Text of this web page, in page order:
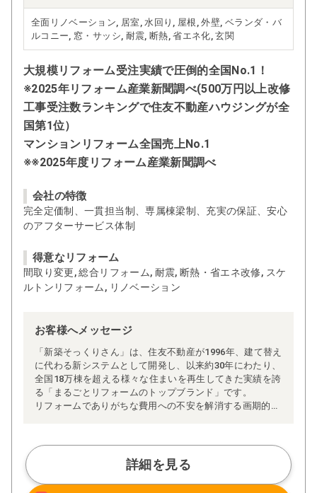
全面リノベーション, 居室, 水回り, 屋根, 外壁, ベランダ・バ
ルコニー, 窓・サッシ, 耐震, 断熱, 省エネ化, 玄関
大規模リフォーム受注実績で圧倒的全国No.1！
※2025年リフォーム産業新聞調べ(500万円以上改修
工事受注数ランキングで住友不動産ハウジングが全
国第1位）
マンションリフォーム全国売上No.1
※※2025年度リフォーム産業新聞調べ
会社の特徴
完全定価制、一貫担当制、専属棟梁制、充実の保証、安心
のアフターサービス体制
得意なリフォーム
間取り変更, 総合リフォーム, 耐震, 断熱・省エネ改修, スケ
ルトンリフォーム, リノベーション
お客様へメッセージ
「新築そっくりさん」は、住友不動産が1996年、建て替え
に代わる新システムとして開発し、以来約30年にわたり、
全国18万棟を超える様々な住まいを再生してきた実績を誇
る「まるごとリフォームのトップブランド」です。
リフォームでありがちな費用への不安を解消する画期的な
ム」、経験豊かなセールスエンジニアによる「一貫担当
制」などが高い信頼を得ています。
また、大規模リフォームに習熟した施工管理者が現場を統
括する「専属棟梁制」、豊富な実績に裏付けられた充実の
詳細を見る